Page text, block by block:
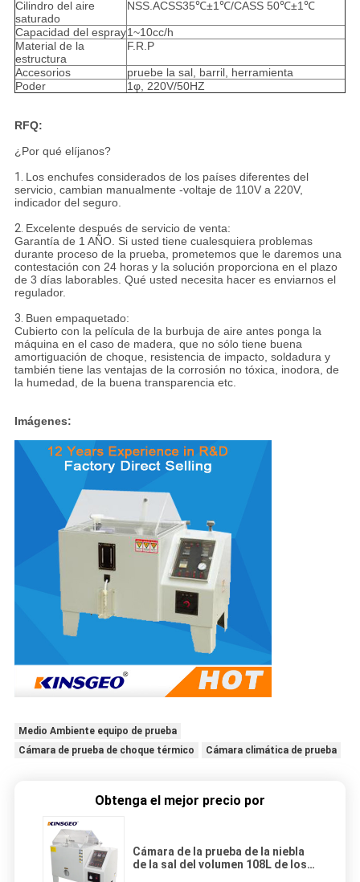
Cilindro del aire
saturado
NSS.ACSS35℃±1℃/CASS 50℃±1℃
Capacidad del espray1~10cc/h
Material de la
estructura
F.R.P
Accesorios
pruebe la sal, barril, herramienta
Poder
1φ, 220V/50HZ
RFQ:
¿Por qué elíjanos?
1. Los enchufes considerados de los países diferentes del
servicio, cambian manualmente -voltaje de 110V a 220V,
indicador del seguro.
2. Excelente después de servicio de venta:
Garantía de 1 AÑO. Si usted tiene cualesquiera problemas
durante proceso de la prueba, prometemos que le daremos una
contestación con 24 horas y la solución proporciona en el plazo
de 3 días laborables. Qué usted necesita hacer es enviarnos el
regulador.
3. Buen empaquetado:
Cubierto con la película de la burbuja de aire antes ponga la
máquina en el caso de madera, que no sólo tiene buena
amortiguación de choque, resistencia de impacto, soldadura y
también tiene las ventajas de la corrosión no tóxica, inodora, de
la humedad, de la buena transparencia etc.
Imágenes:
Medio Ambiente equipo de prueba
Cámara de prueba de choque térmico
Cámara climática de prueba
Obtenga el mejor precio por
Cámara de la prueba de la niebla
de la sal del volumen 108L de los